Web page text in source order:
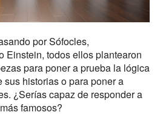
por Sófocles,
Einstein, todos ellos plantearon
para poner a prueba la lógica
historias o para poner a
¿Serías capaz de responder a
famosos?